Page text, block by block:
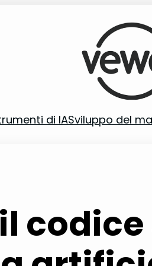
di IASviluppo del